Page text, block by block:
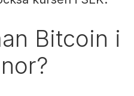
Bitcoin i